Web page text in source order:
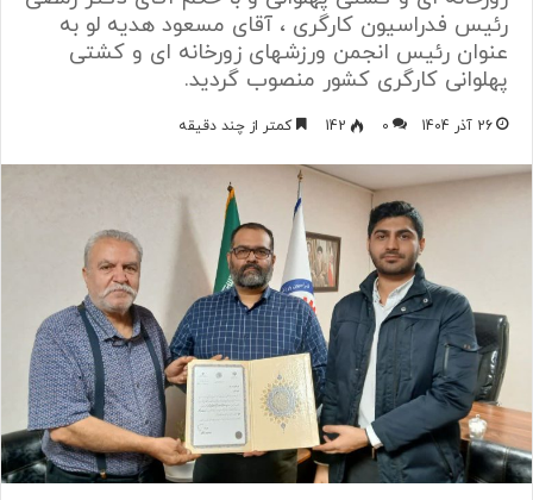
رئیس فدراسیون کارگری ، آقای مسعود هدیه لو به
عنوان رئیس انجمن ورزشهای زورخانه ای و کشتی
پهلوانی کارگری کشور منصوب گردید.
26 آذر 1404 0
142 کمتر از چند دقیقه